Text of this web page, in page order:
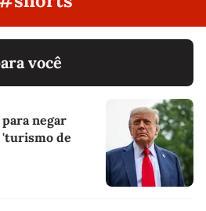
você
negar
'turismo de